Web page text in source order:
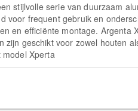
stijlvolle serie van duurzaam
voor frequent gebruik en
en efficiënte montage. Argenta
zijn geschikt voor zowel houten
model Xperta